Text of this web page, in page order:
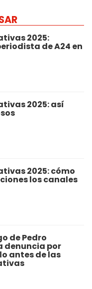
2025:
de A24 en
2025: así
2025: cómo
los canales
de Pedro
denuncia por
antes de las